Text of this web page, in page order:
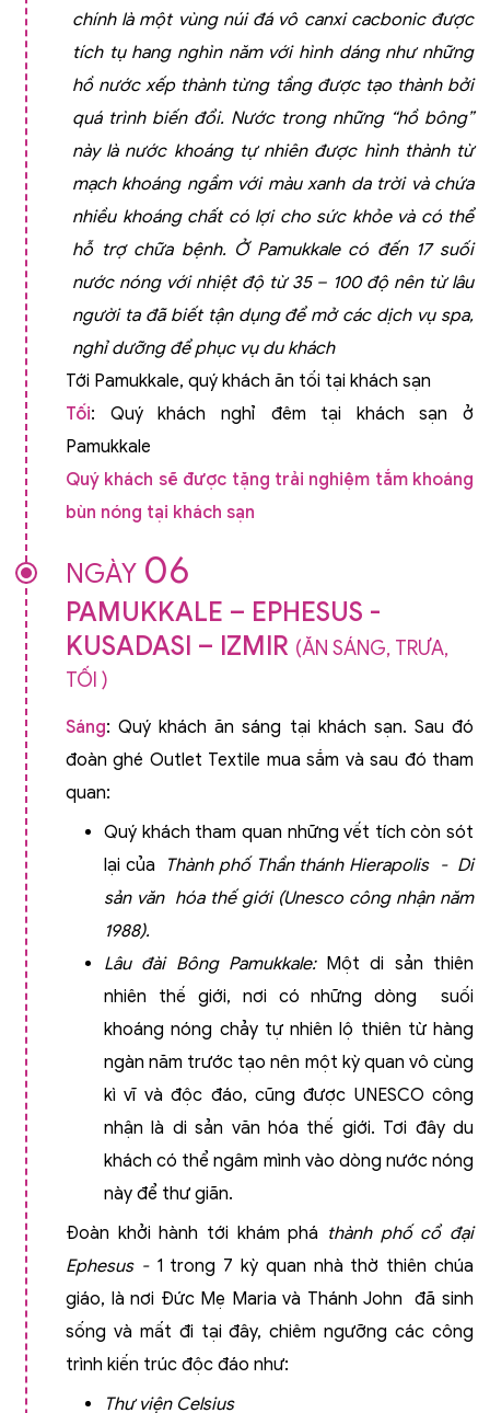
chính là một vùng núi đá vô canxi cacbonic được
tích tụ hang nghìn năm với hình dáng như những
hồ nước xếp thành từng tầng được tạo thành bởi
quá trình biến đổi. Nước trong những “hồ bông”
này là nước khoáng tự nhiên được hình thành từ
mạch khoáng ngầm với màu xanh da trời và chứa
nhiều khoáng chất có lợi cho sức khỏe và có thể
hỗ trợ chữa bệnh. Ở Pamukkale có đến 17 suối
nước nóng với nhiệt độ từ 35 – 100 độ nên từ lâu
người ta đã biết tận dụng để mở các dịch vụ spa,
nghỉ dưỡng để phục vụ du khách
Tới Pamukkale, quý khách ăn tối tại khách sạn
Tối: Quý khách nghỉ đêm tại khách sạn ở
Pamukkale
Quý khách sẽ được tặng trải nghiệm tắm khoáng
bùn nóng tại khách sạn
NGÀY 06
PAMUKKALE – EPHESUS -
KUSADASI – IZMIR (ĂN SÁNG, TRƯA,
TỐI )
Sáng: Quý khách ăn sáng tại khách sạn. Sau đó
đoàn ghé Outlet Textile mua sắm và sau đó tham
quan:
Quý khách tham quan những vết tích còn sót
lại của
Thành phố Thần thánh Hierapolis - Di
sản văn hóa thế giới (Unesco công nhận năm
1988).
Lâu đài Bông Pamukkale: Một di sản thiên
nhiên thế giới, nơi có những dòng suối
khoáng nóng chảy tự nhiên lộ thiên từ hàng
ngàn năm trước tạo nên một kỳ quan vô cùng
kì vĩ và độc đáo, cũng được UNESCO công
nhận là di sản văn hóa thế giới. Tơi đây du
khách có thể ngâm mình vào dòng nước nóng
này để thư giãn.
Đoàn khởi hành tới khám phá thành phố cổ đại
Ephesus -1 trong 7 kỳ quan nhà thờ thiên chúa
giáo, là nơi Đức Mẹ Maria và Thánh John đã sinh
sống và mất đi tại đây, chiêm ngưỡng các công
trình kiến trúc độc đáo như:
Thư viện Celsius